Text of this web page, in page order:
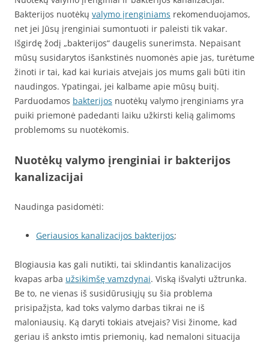
Bakterijos nuotėkų valymo įrenginiams rekomenduojamos,
net jei Jūsų įrenginiai sumontuoti ir paleisti tik vakar.
Išgirdę žodį „bakterijos“ daugelis sunerimsta. Nepaisant
mūsų susidarytos išankstinės nuomonės apie jas, turėtume
žinoti ir tai, kad kai kuriais atvejais jos mums gali būti itin
naudingos. Ypatingai, jei kalbame apie mūsų buitį.
Parduodamos bakterijos nuotėkų valymo įrenginiams yra
puiki priemonė padedanti laiku užkirsti kelią galimoms
problemoms su nuotėkomis.
Nuotėkų valymo įrenginiai ir bakterijos
kanalizacijai
Naudinga pasidomėti:
Geriausios kanalizacijos bakterijos;
Blogiausia kas gali nutikti, tai sklindantis kanalizacijos
kvapas arba užsikimšę vamzdynai. Viską išvalyti užtrunka.
Be to, ne vienas iš susidūrusiųjų su šia problema
prisipažįsta, kad toks valymo darbas tikrai ne iš
maloniausių. Ką daryti tokiais atvejais? Visi žinome, kad
geriau iš anksto imtis priemonių, kad nemaloni situacija